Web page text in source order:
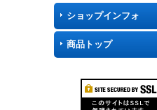
ショップインフォ
商品トップ